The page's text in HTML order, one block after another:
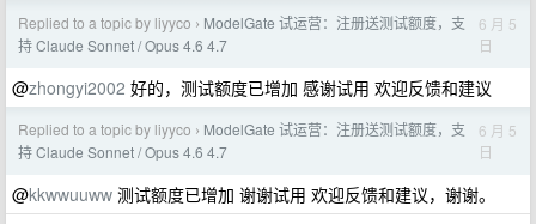
Replied to a topic by liyyco › ModelGate 试运营：注册送测试额度，支
持 Claude Sonnet / Opus 4.6 4.7
6 月 5
日
@zhongyi2002 好的，测试额度已增加 感谢试用 欢迎反馈和建议
Replied to a topic by liyyco › ModelGate 试运营：注册送测试额度，支
持 Claude Sonnet / Opus 4.6 4.7
6 月 5
日
@kkwwuuww 测试额度已增加 谢谢试用 欢迎反馈和建议，谢谢。